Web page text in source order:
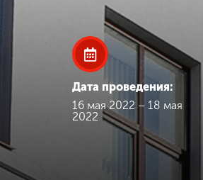
Наука
Международная
деятельность
Дата проведения:
16 мая 2022 – 18 мая
2022